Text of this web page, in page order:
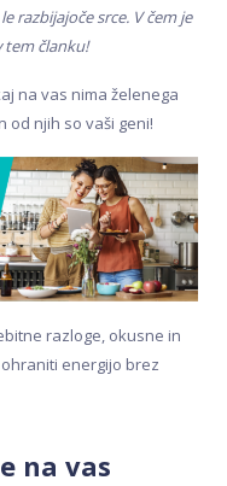
razbijajoče srce. V čem je
tem članku!
na vas nima želenega
od njih so vaši geni!
razloge, okusne in
energijo brez
na vas